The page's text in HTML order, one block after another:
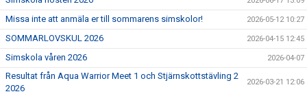
Missa inte att anmäla er till sommarens simskolor! 2026-05-12 10:27
SOMMARLOVSKUL 2026 2026-04-15 12:45
Simskola våren 2026 2026-04-07
Resultat från Aqua Warrior Meet 1 och Stjärnskottstävling 2
2026
2026-03-21 12:06